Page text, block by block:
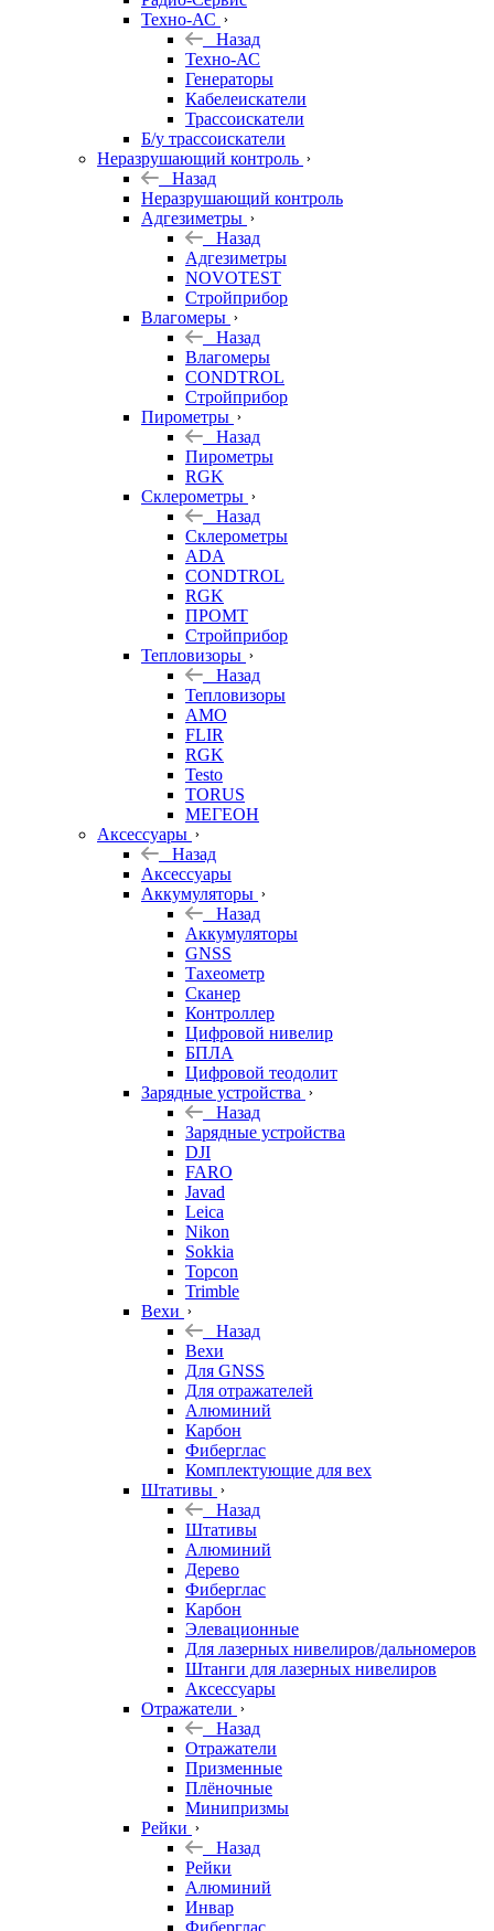
Техно-АС
Назад
Техно-АС
Генераторы
Кабелеискатели
Трассоискатели
Б/у трассоискатели
Неразрушающий контроль
Назад
Неразрушающий контроль
Адгезиметры
Назад
Адгезиметры
NOVOTEST
Стройприбор
Влагомеры
Назад
Влагомеры
CONDTROL
Стройприбор
Пирометры
Назад
Пирометры
RGK
Склерометры
Назад
Склерометры
ADA
CONDTROL
RGK
ПРОМТ
Стройприбор
Тепловизоры
Назад
Тепловизоры
AMO
FLIR
RGK
Testo
TORUS
МЕГЕОН
Аксессуары
Назад
Аксессуары
Аккумуляторы
Назад
Аккумуляторы
GNSS
Тахеометр
Сканер
Контроллер
Цифровой нивелир
БПЛА
Цифровой теодолит
Зарядные устройства
Назад
Зарядные устройства
DJI
FARO
Javad
Leica
Nikon
Sokkia
Topcon
Trimble
Вехи
Назад
Вехи
Для GNSS
Для отражателей
Алюминий
Карбон
Фиберглас
Комплектующие для вех
Штативы
Назад
Штативы
Алюминий
Дерево
Фиберглас
Карбон
Элевационные
Для лазерных нивелиров/дальномеров
Штанги для лазерных нивелиров
Аксессуары
Отражатели
Назад
Отражатели
Призменные
Плёночные
Минипризмы
Рейки
Назад
Рейки
Алюминий
Инвар
Фиберглас